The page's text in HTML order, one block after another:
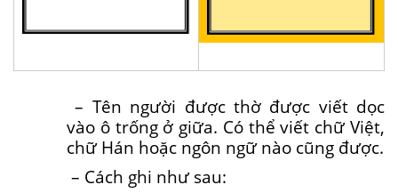
– Tên người được thờ được viết dọc
vào ô trống ở giữa. Có thể viết chữ Việt,
chữ Hán hoặc ngôn ngữ nào cũng được.
– Cách ghi như sau: